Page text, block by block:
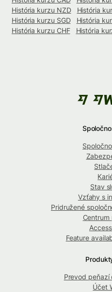
História kurzu NZD
História
História kurzu SGD
História
História kurzu CHF
História
Stav
Vzťahy s
Pridružené
Centrum
Feature
Prevod peňazí
Účet